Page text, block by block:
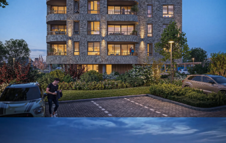
Gevels met Karakter